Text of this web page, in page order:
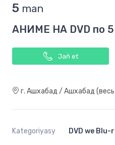
1
4
5 man
АНИМЕ НА DVD по
Jaň et
г. Ашхабад / Ашхабад (весь
Kategoriyasy DVD we